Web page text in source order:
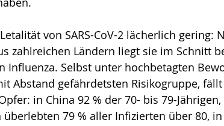
von SARS-CoV-2 lächerlich gering:
zahlreichen Ländern liegt sie im Schnitt
Influenza. Selbst unter hochbetagten
Abstand gefährdetsten Risikogruppe,
in China 92 % der 70- bis 79-
überlebten 79 % aller Infizierten über 80,